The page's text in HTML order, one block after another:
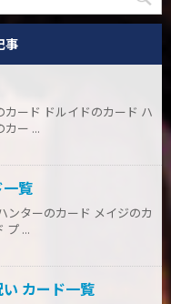
事
ード ドルイドのカード ハ
カー ...
覧
ンターのカード メイジのカ
プ ...
カード一覧